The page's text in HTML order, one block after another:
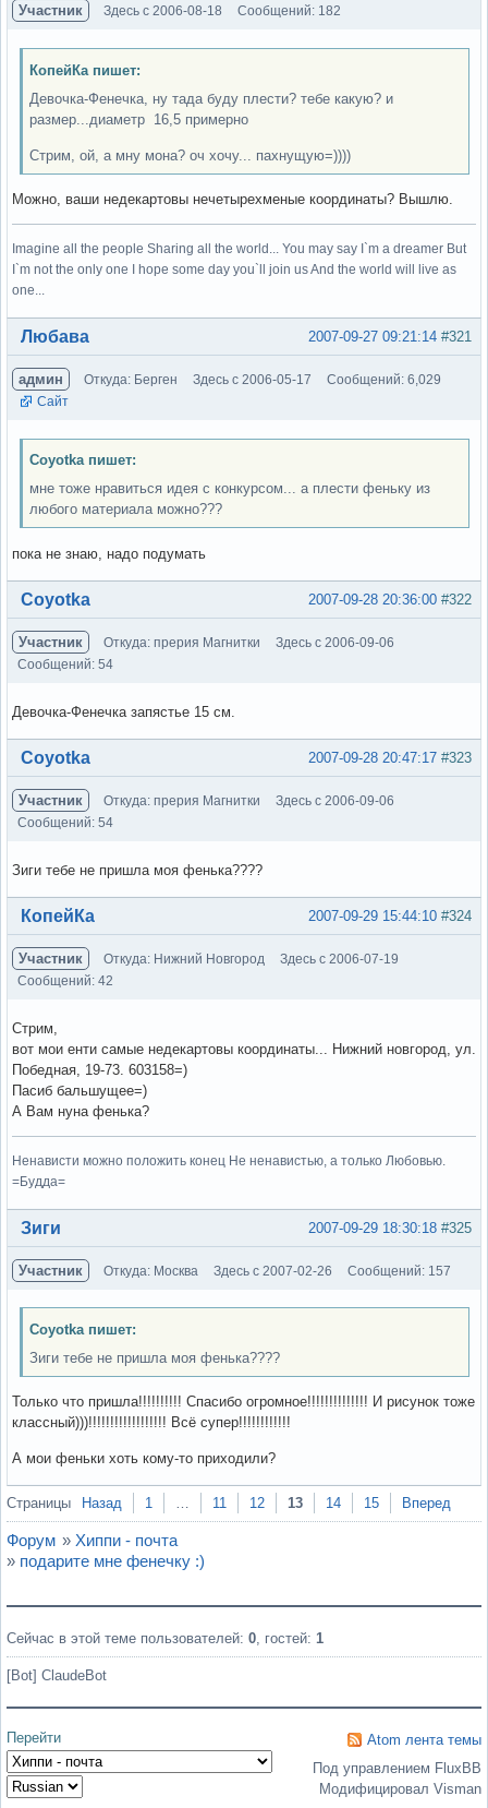
Участник Здесь с 2006-08-18 Сообщений: 182
КопейКа пишет:
Девочка-Фенечка, ну тада буду плести? тебе какую? и
размер...диаметр 16,5 примерно
Стрим, ой, а мну мона? оч хочу... пахнущую=))))
Можно, ваши недекартовы нечетырехменые координаты? Вышлю.
Imagine all the people Sharing all the world... You may say I`m a dreamer But
I`m not the only one I hope some day you`ll join us And the world will live as
one...
Вне форума #321
2007-09-27 09:21:14
Любава
админ Откуда: Берген Здесь с 2006-05-17
Сообщений: 6,029
Сайт
Coyotka пишет:
мне тоже нравиться идея с конкурсом... а плести феньку из
любого материала можно???
пока не знаю, надо подумать
Вне форума #322
2007-09-28 20:36:00
Coyotka
Участник Откуда: прерия Магнитки
Здесь с 2006-09-06
Сообщений: 54
Девочка-Фенечка запястье 15 см.
Вне форума #323
2007-09-28 20:47:17
Coyotka
Участник Откуда: прерия Магнитки
Здесь с 2006-09-06
Сообщений: 54
Зиги тебе не пришла моя фенька????
Вне форума #324
2007-09-29 15:44:10
КопейКа
Участник Откуда: Нижний Новгород
Здесь с 2006-07-19
Сообщений: 42
Стрим,
вот мои енти самые недекартовы координаты... Нижний новгород, ул.
Победная, 19-73. 603158=)
Пасиб бальшущее=)
А Вам нуна фенька?
Ненависти можно положить конец Не ненавистью, а только Любовью.
=Будда=
Вне форума #325
2007-09-29 18:30:18
Зиги
Участник Откуда: Москва Здесь с 2007-02-26 Сообщений: 157
Coyotka пишет:
Зиги тебе не пришла моя фенька????
Только что пришла!!!!!!!!!! Спасибо огромное!!!!!!!!!!!!!! И рисунок тоже
классный)))!!!!!!!!!!!!!!!!!! Всё супер!!!!!!!!!!!!
А мои феньки хоть кому-то приходили?
Вне форума
Страницы Назад 1 … 11 12 13 14 15 Вперед
Форум » Хиппи - почта
» подарите мне фенечку :)
Сейчас в этой теме пользователей: 0, гостей: 1
[Bot] ClaudeBot
Перейти
Atom лента темы
Под управлением FluxBB
Модифицировал Visman